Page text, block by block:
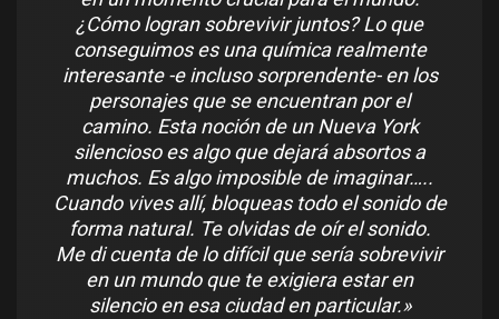
¿Cómo logran sobrevivir juntos? Lo que
conseguimos es una química realmente
interesante -e incluso sorprendente- en los
personajes que se encuentran por el
camino. Esta noción de un Nueva York
silencioso es algo que dejará absortos a
muchos. Es algo imposible de imaginar…..
Cuando vives allí, bloqueas todo el sonido de
forma natural. Te olvidas de oír el sonido.
Me di cuenta de lo difícil que sería sobrevivir
en un mundo que te exigiera estar en
silencio en esa ciudad en particular.»